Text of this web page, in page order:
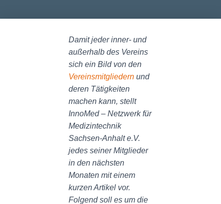
Damit jeder inner- und
außerhalb des Vereins
sich ein Bild von den
Vereinsmitgliedern und
deren Tätigkeiten
machen kann, stellt
InnoMed – Netzwerk für
Medizintechnik
Sachsen-Anhalt e.V.
jedes seiner Mitglieder
in den nächsten
Monaten mit einem
kurzen Artikel vor.
Folgend soll es um die